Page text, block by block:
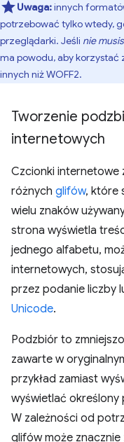
Uwaga:innych
potrzebować tylko wtedy,
przeglądarki. Jeśli nie
ma powodu, aby
innych niż WOFF2.
Tworzenie
internetowych
Czcionki internetowe
różnych glifów, które
wielu znaków
strona wyświetla
jednego alfabetu,
internetowych,
przez podanie liczby
Unicode.
Podzbiór to
zawarte w
przykład zamiast
wyświetlać określony
W zależności od
glifów może znacznie